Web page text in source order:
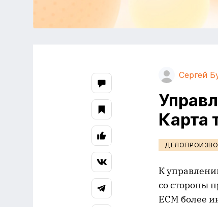
Сергей
Карта
К
со стороны
ECM более